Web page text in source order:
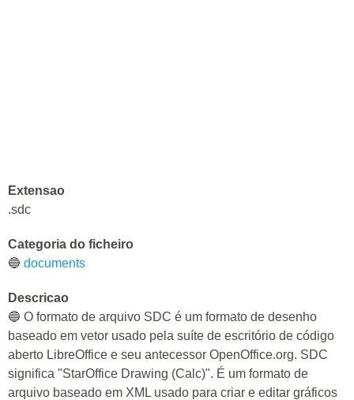
Extensao
.sdc
Categoria do ficheiro
🔵 documents
Descricao
🔵 O formato de arquivo SDC é um formato de desenho
baseado em vetor usado pela suíte de escritório de código
aberto LibreOffice e seu antecessor OpenOffice.org. SDC
significa "StarOffice Drawing (Calc)". É um formato de
arquivo baseado em XML usado para criar e editar gráficos